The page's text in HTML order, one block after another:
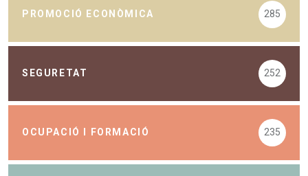
PROMOCIÓ ECONÒMICA 285
SEGURETAT 252
OCUPACIÓ I FORMACIÓ 235